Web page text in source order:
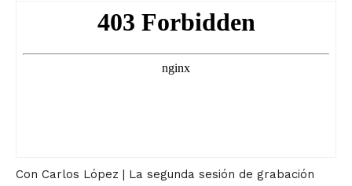
Con Carlos López | La segunda sesión de grabación